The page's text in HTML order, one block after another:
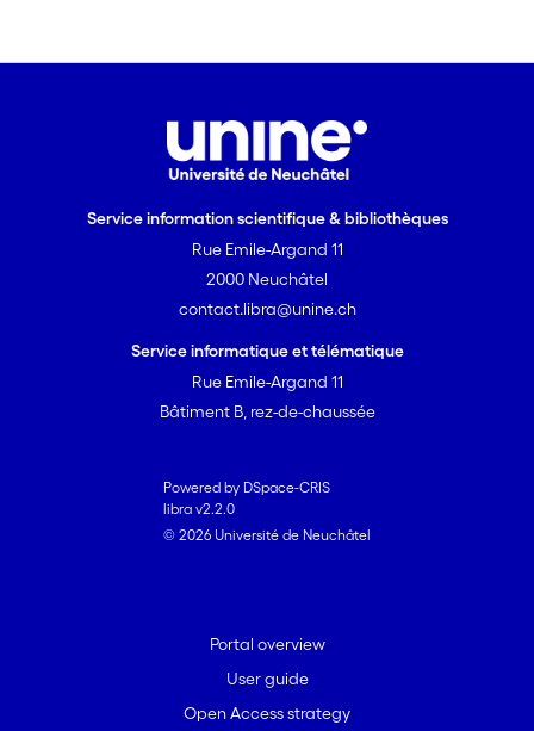
Service information scientifique & bibliothèques
Rue Emile-Argand 11
2000 Neuchâtel
contact.libra@unine.ch
Service informatique et télématique
Rue Emile-Argand 11
Bâtiment B, rez-de-chaussée
Powered by DSpace-CRIS
libra v2.2.0
© 2026 Université de Neuchâtel
Portal overview
User guide
Open Access strategy